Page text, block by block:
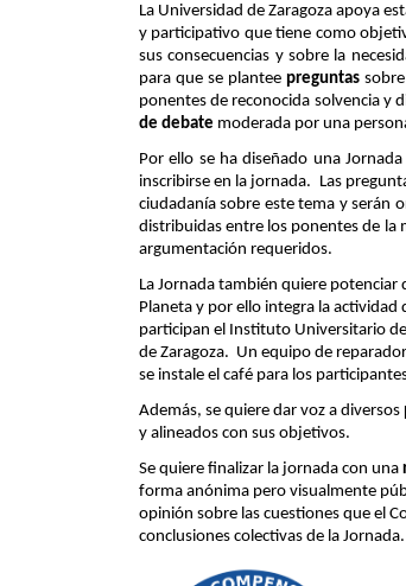
La Universidad de Zaragoza apoya
y participativo que tiene como
sus consecuencias y sobre la
para que se plantee preguntas
ponentes de reconocida solvencia y
de debate moderada por una
Por ello se ha diseñado una
inscribirse en la jornada.  Las
ciudadanía sobre este tema y serán
distribuidas entre los ponentes de la
argumentación requeridos.
La Jornada también quiere potenciar
Planeta y por ello integra la actividad
participan el Instituto Universitario
de Zaragoza.  Un equipo de
se instale el café para los
Además, se quiere dar voz a diversos
y alineados con sus objetivos.
Se quiere finalizar la jornada con una
forma anónima pero visualmente
opinión sobre las cuestiones que el
conclusiones colectivas de la Jornada.